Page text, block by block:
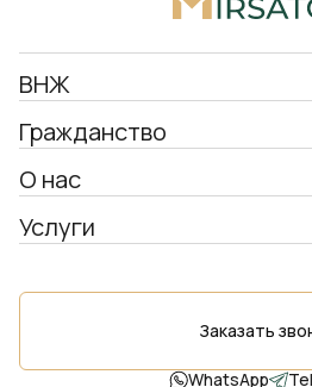
Заказать
WhatsApp
ВНЖ
Гражданство
О нас
Услуги